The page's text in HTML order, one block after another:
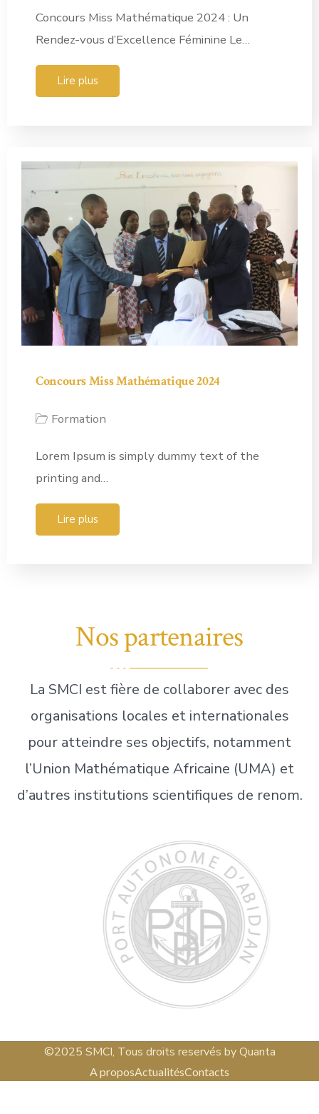
Concours Miss Mathématique 2024 : Un
Rendez-vous d’Excellence Féminine Le…
Lire plus
Concours Miss Mathématique 2024
Formation
Lorem Ipsum is simply dummy text of the
printing and…
Lire plus
Nos partenaires
La SMCI est fière de collaborer avec des
organisations locales et internationales
pour atteindre ses objectifs, notamment
l’Union Mathématique Africaine (UMA) et
d’autres institutions scientifiques de renom.
©2025 SMCI, Tous droits reservés by Quanta
A proposActualitésContacts